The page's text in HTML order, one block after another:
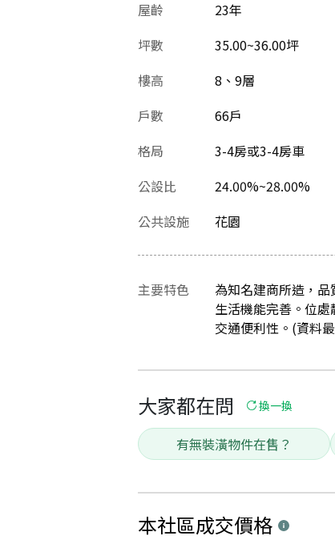
屋齡 23年
坪數
35.00~36.00坪
樓高
8、9層
戶數
66戶
格局
3-4房或3-4房車
公設比
24.00%~28.00%
公共設施 花園
主要特色
為知名建商所造，
生活機能完善。位
交通便利性。(資料
大家都在問 換一換
有無裝潢物件在售？
本社區成交價格